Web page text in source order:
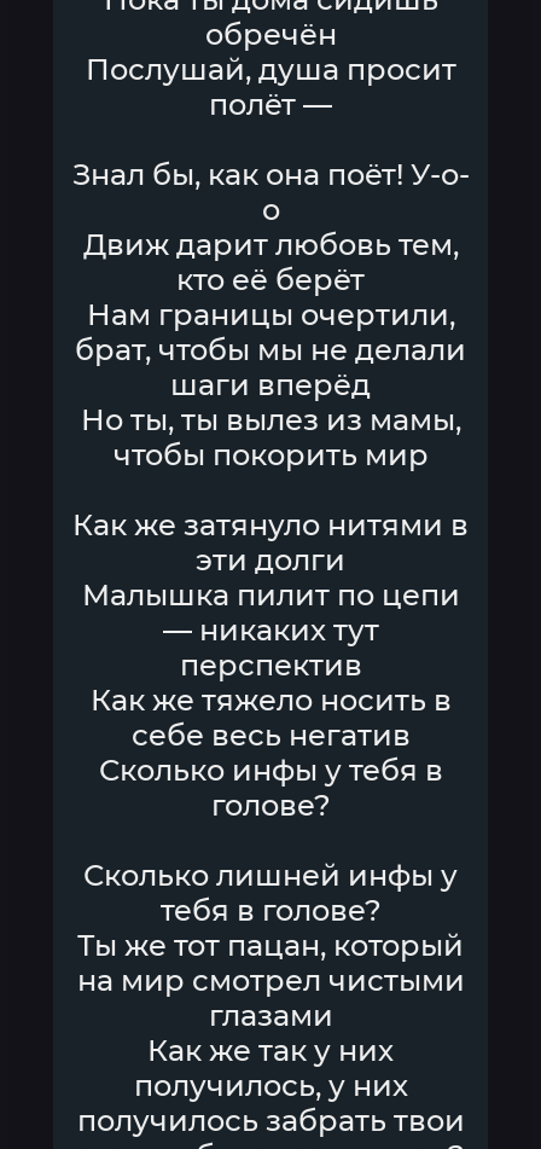
обречён
Послушай, душа просит
полёт —
Знал бы, как она поёт! У-о-
о
Движ дарит любовь тем,
кто её берёт
Нам границы очертили,
брат, чтобы мы не делали
шаги вперёд
Но ты, ты вылез из мамы,
чтобы покорить мир
Как же затянуло нитями в
эти долги
Малышка пилит по цепи
— никаких тут
перспектив
Как же тяжело носить в
себе весь негатив
Сколько инфы у тебя в
голове?
Сколько лишней инфы у
тебя в голове?
Ты же тот пацан, который
на мир смотрел чистыми
глазами
Как же так у них
получилось, у них
получилось забрать твои